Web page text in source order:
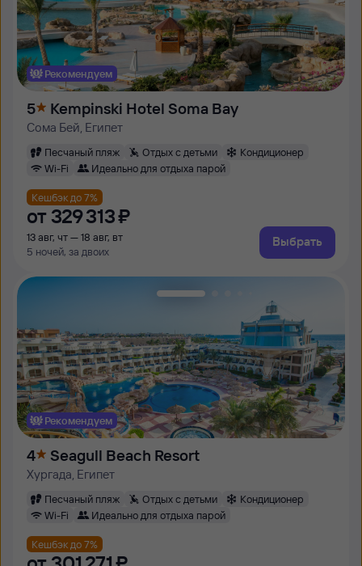
Рекомендуем
5 Kempinski Hotel Soma Bay
Сома Бей, Египет
Песчаный пляж Отдых с детьми
Кондиционер
Wi-Fi
Идеально для отдыха парой
Кешбэк до 7%
от 329 ⁠313 ⁠₽
13 авг, чт — 18 авг, вт
5 ночей, за двоих
Выбрать
Рекомендуем
4 Seagull Beach Resort
Хургада, Египет
Песчаный пляж Отдых с детьми
Кондиционер
Wi-Fi
Идеально для отдыха парой
Кешбэк до 7%